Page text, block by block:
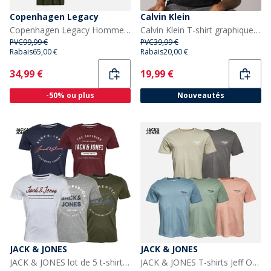
Copenhagen Legacy
Copenhagen Legacy Homme Copehagen Legacy Dix Paquets T-shirts Multi
PVC99,99 €
Rabais65,00 €
Current
34,99 €
-50% ou plus
Calvin Klein
Calvin Klein T-shirt graphique de sport Homme Noir
PVC39,99 €
Rabais20,00 €
Current
19,99 €
Nouveautés
JACK & JONES
JACK & JONES lot de 5 t-shirts à col rond homme, style urbain, olive nuit/blanc/Gris Chiné Clair/Bleu Marine
JACK & JONES
JACK & JONES T-shirts Jeff Orion homme, lot de 5 - Clair de lune/Château de roche/Printemps de montagne/Amande corail/Vert iceberg